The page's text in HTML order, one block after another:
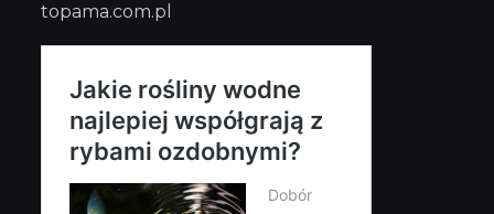
topama.com.pl